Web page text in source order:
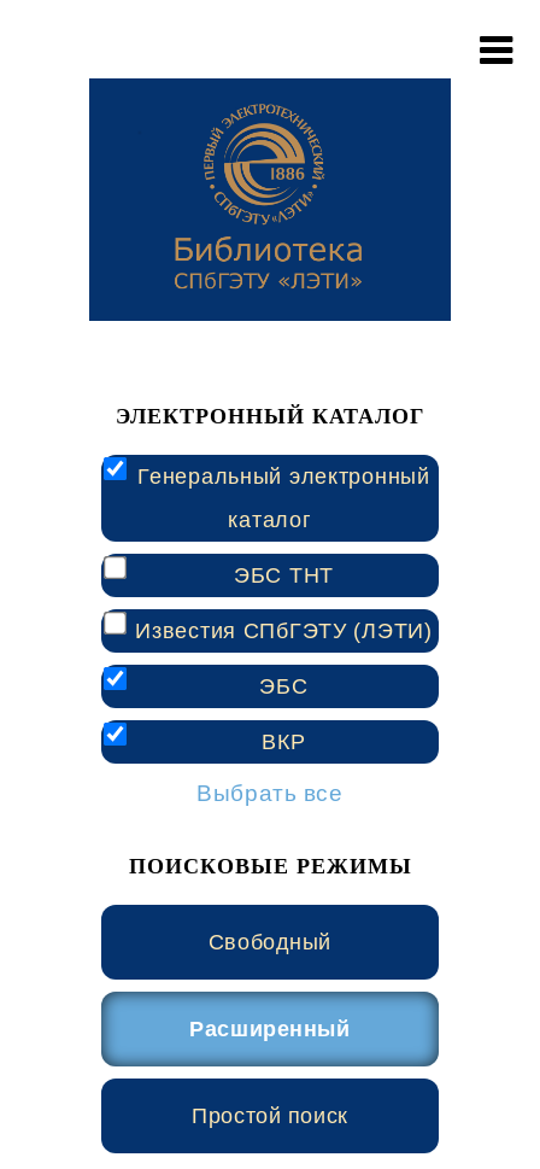
ЭЛЕКТРОННЫЙ КАТАЛОГ
Генеральный электронный
каталог
ЭБС ТНТ
Известия СПбГЭТУ (ЛЭТИ)
ЭБС
ВКР
Выбрать все
ПОИСКОВЫЕ РЕЖИМЫ
Свободный
Расширенный
Простой поиск